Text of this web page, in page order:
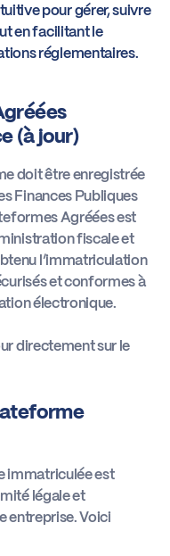
pour gérer, suivre
en facilitant le
réglementaires.
(à jour)
doit être enregistrée
Finances Publiques
Agréées est
fiscale et
l’immatriculation
et conformes à
électronique.
directement sur le
immatriculée est
légale et
entreprise. Voici